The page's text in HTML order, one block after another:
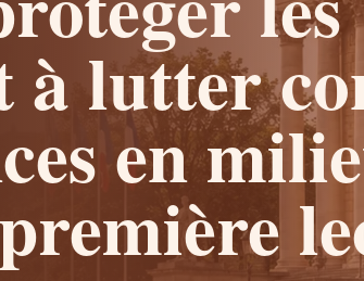
à lutter
en